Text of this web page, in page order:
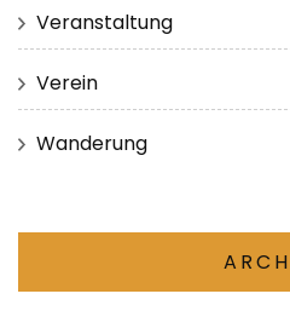
Veranstaltung
Verein
Wanderung